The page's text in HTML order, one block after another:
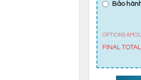
Bảo
OPTIONS
FINAL TOTAL